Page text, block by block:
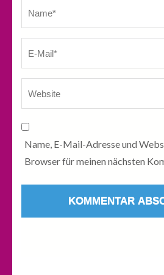
Name, E-Mail-Adresse und
Browser für meinen nächsten